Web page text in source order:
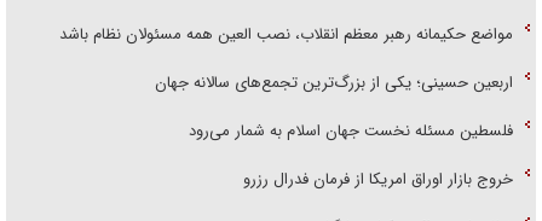
مواضع حکیمانه رهبر معظم انقلاب، نصب العین همه مسئولان نظام باشد
اربعین حسینی؛ یکی از بزرگ‌ترین تجمع‌های سالانه جهان
فلسطین مسئله نخست جهان اسلام به شمار می‌رود
خروج بازار اوراق امریکا از فرمان فدرال رزرو